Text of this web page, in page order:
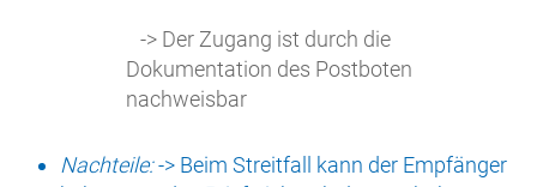
-> Der Zugang ist durch die
Dokumentation des Postboten
nachweisbar
Nachteile:-> Beim Streitfall kann der Empfänger